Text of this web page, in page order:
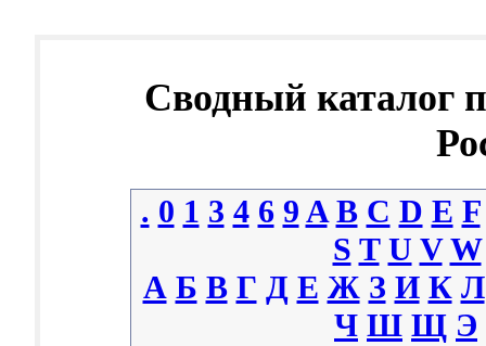
Сводный каталог
. 0 1 3 4 6 9 A B C D E F
S T U V W
А Б В Г Д Е Ж З И К Л
Ч Ш Щ Э